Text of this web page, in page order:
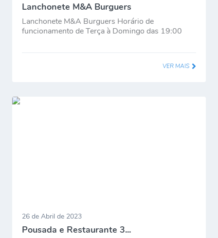
Lanchonete M&A Burguers
Lanchonete M&A Burguers Horário de
funcionamento de Terça à Domingo das 19:00
VER MAIS
26 de Abril de 2023
Pousada e Restaurante 3...